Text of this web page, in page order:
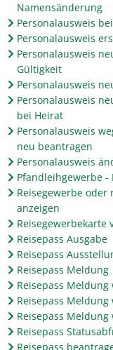
Namensänderung
Personalausweis
Personalausweis
Personalausweis
Gültigkeit
Personalausweis
Personalausweis
bei Heirat
Personalausweis
neu beantragen
Personalausweis
Pfandleihgewerbe
Reisegewerbe
anzeigen
Reisegewerbekarte
Reisepass Ausgabe
Reisepass
Reisepass Meldung
Reisepass
Reisepass Meldung
Reisepass Meldung
Reisepass
Reisepass